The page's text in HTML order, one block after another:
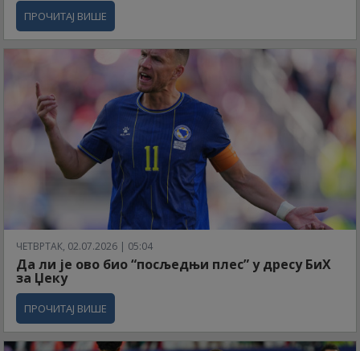
ПРОЧИТАЈ ВИШЕ
ЧЕТВРТАК, 02.07.2026 | 05:04
Да ли је ово био “посљедњи плес” у дресу БиХ
за Џеку
ПРОЧИТАЈ ВИШЕ